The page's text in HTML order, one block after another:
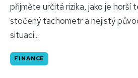
přijměte určitá rizika, jako je horší
stočený tachometr a nejistý
situaci...
FINANCE